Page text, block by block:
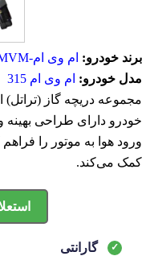
برند خودرو: ام وی ام-MVM
مدل خودرو: ام وی ام 315
خودرو دارای طراحی بهینه
ورود هوا به موتور را
کمک می‌کند.
گارانتی